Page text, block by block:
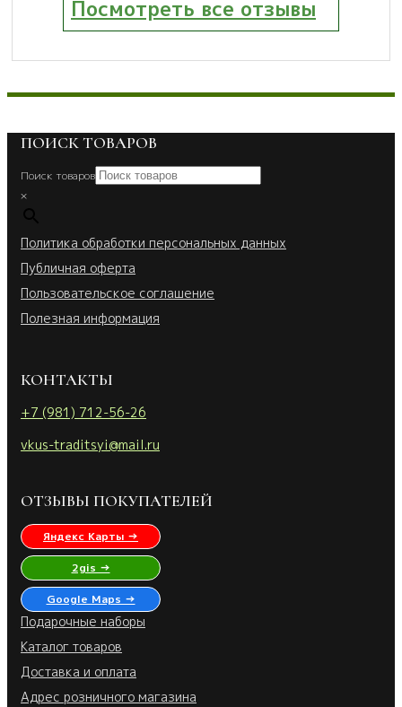
Посмотреть все отзывы
ПОИСК ТОВАРОВ
Поиск товаров
×
Политика обработки персональных данных
Публичная оферта
Пользовательское соглашение
Полезная информация
КОНТАКТЫ
+7 (981) 712-56-26
vkus-traditsyi@mail.ru
ОТЗЫВЫ ПОКУПАТЕЛЕЙ
Яндекс Карты →
2gis →
Google Maps →
Подарочные наборы
Каталог товаров
Доставка и оплата
Адрес розничного магазина